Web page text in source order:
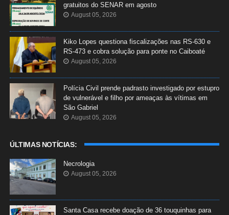
gratuitos do SENAR em agosto
August 05, 2026
Kiko Lopes questiona fiscalizações nas RS-630 e
RS-473 e cobra solução para ponte no Caiboaté
August 05, 2026
Polícia Civil prende padrasto investigado por estupro
de vulnerável e filho por ameaças às vítimas em
São Gabriel
August 05, 2026
ÚLTIMAS NOTÍCIAS:
Necrologia
August 05, 2026
Santa Casa recebe doação de 36 touquinhas para